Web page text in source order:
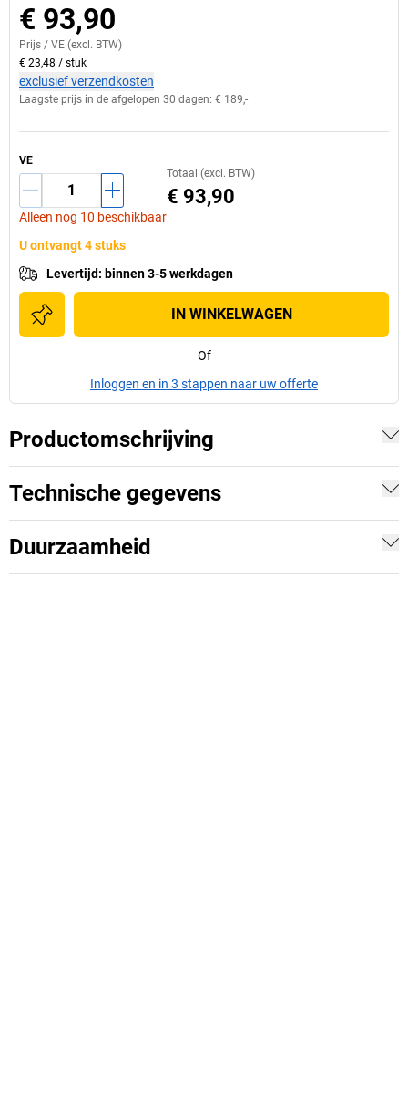
€ 93,90
Prijs / VE (excl. BTW)
€ 23,48 / stuk
exclusief verzendkosten
Laagste prijs in de afgelopen 30 dagen: € 189,-
VE
Alleen nog 10 beschikbaar
Totaal (excl. BTW)
€ 93,90
U ontvangt 4 stuks
Levertijd: binnen 3-5 werkdagen
IN WINKELWAGEN
Of
Inloggen en in 3 stappen naar uw offerte
Productomschrijving
Technische gegevens
Duurzaamheid